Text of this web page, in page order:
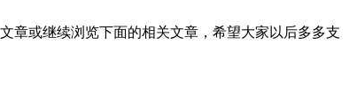
章或继续浏览下面的相关文章，希望大家以后多多支